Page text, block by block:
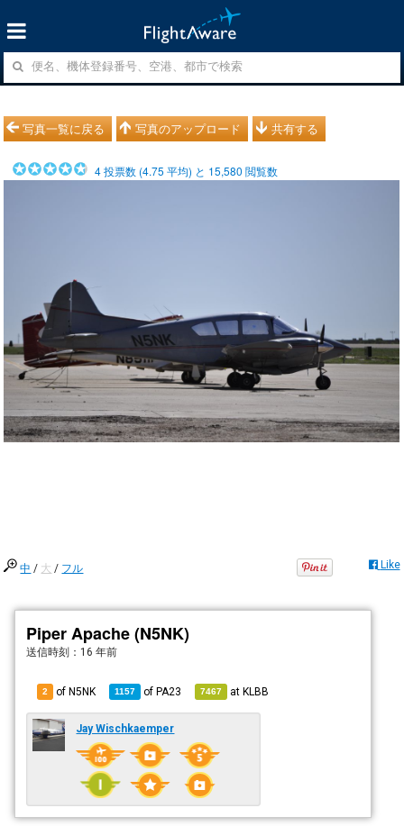
写真一覧に戻る 写真のアップロード 共有する
4投票数 (4.75 平均) と 15,580 閲覧数
中 / 大 / フル Like
Piper Apache (N5NK)
送信時刻： 16 年前
2 of N5NK 1157 ofPA23 7467 atKLBB
Jay Wischkaemper